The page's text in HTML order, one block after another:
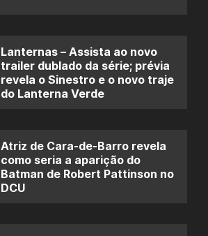
Lanternas – Assista ao novo
trailer dublado da série; prévia
revela o Sinestro e o novo traje
do Lanterna Verde
Atriz de Cara-de-Barro revela
como seria a aparição do
Batman de Robert Pattinson no
DCU